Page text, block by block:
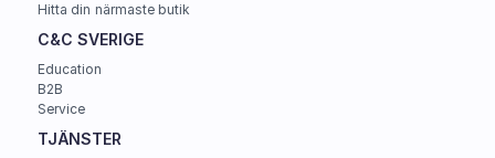
Hitta din närmaste butik
C&C SVERIGE
Education
B2B
Service
TJÄNSTER